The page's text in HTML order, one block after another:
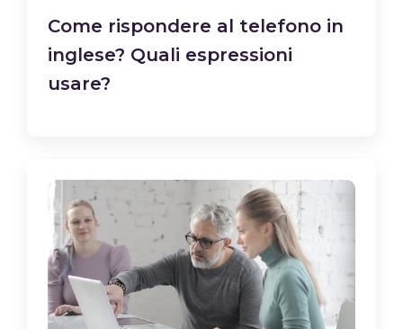
Come rispondere al telefono in
inglese? Quali espressioni
usare?